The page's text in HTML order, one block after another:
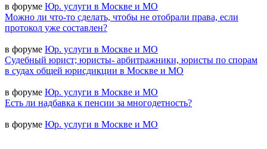
в форуме Юр. услуги в Москве и МО
Можно ли что-то сделать, чтобы не отобрали права, если
протокол уже составлен?
в форуме Юр. услуги в Москве и МО
Судебный юрист; юристы- арбитражники, юристы по спорам
в судах общей юрисдикции в Москве и МО
в форуме Юр. услуги в Москве и МО
Есть ли надбавка к пенсии за многодетность?
в форуме Юр. услуги в Москве и МО